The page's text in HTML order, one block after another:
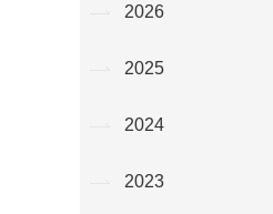
2026
2025
2024
2023